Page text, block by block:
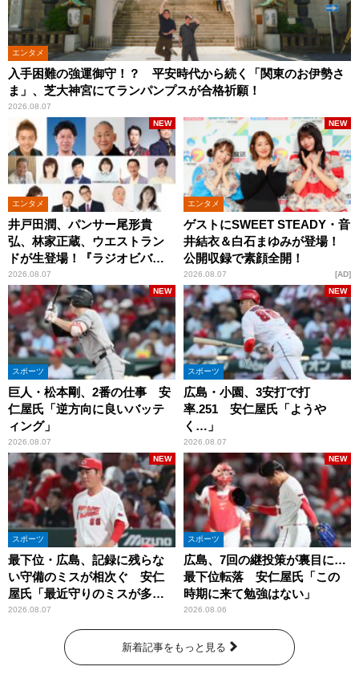
エンタメ
入手困難の強運御守！？ 平安時代から続く「関東のお伊勢さ
ま」、芝大神宮にてランパンプスが合格祈願！
2026.08.07
エンタメ
井戸田潤、パンサー尾形貴
弘、林家正蔵、ウエストラン
ドが生登場！『ラジオビバリ
ー昼ズ』
2026.08.07
NEW
エンタメ
ゲストにSWEET STEADY・音
井結衣＆白石まゆみが登場！
公開収録で素顔全開！
2026.08.07
NEW
AD
スポーツ
巨人・松本剛、2番の仕事 安
仁屋氏「逆方向に良いバッテ
ィング」
2026.08.07
NEW
スポーツ
広島・小園、3安打で打
率.251 安仁屋氏「ようや
く…」
2026.08.07
NEW
スポーツ
最下位・広島、記録に残らな
い守備のミスが相次ぐ 安仁
屋氏「最近守りのミスが多
い」
2026.08.07
NEW
スポーツ
広島、7回の継投策が裏目に…
最下位転落 安仁屋氏「この
時期に来て勉強はない」
2026.08.06
NEW
新着記事をもっと見る